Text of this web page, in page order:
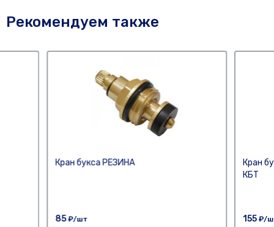
Рекомендуем также
Кран букса РЕЗИНА
85₽/шт
Кран
КБТ
155 ₽/